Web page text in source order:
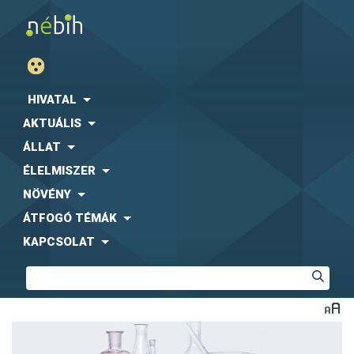
HIVATAL
AKTUÁLIS
ÁLLAT
ÉLELMISZER
NÖVÉNY
ÁTFOGÓ TÉMÁK
KAPCSOLAT